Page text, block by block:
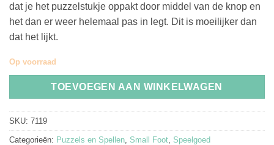
dat je het puzzelstukje oppakt door middel van de knop en
het dan er weer helemaal pas in legt. Dit is moeilijker dan
dat het lijkt.
Op voorraad
TOEVOEGEN AAN WINKELWAGEN
SKU: 7119
Categorieën: Puzzels en Spellen Small Foot Speelgoed